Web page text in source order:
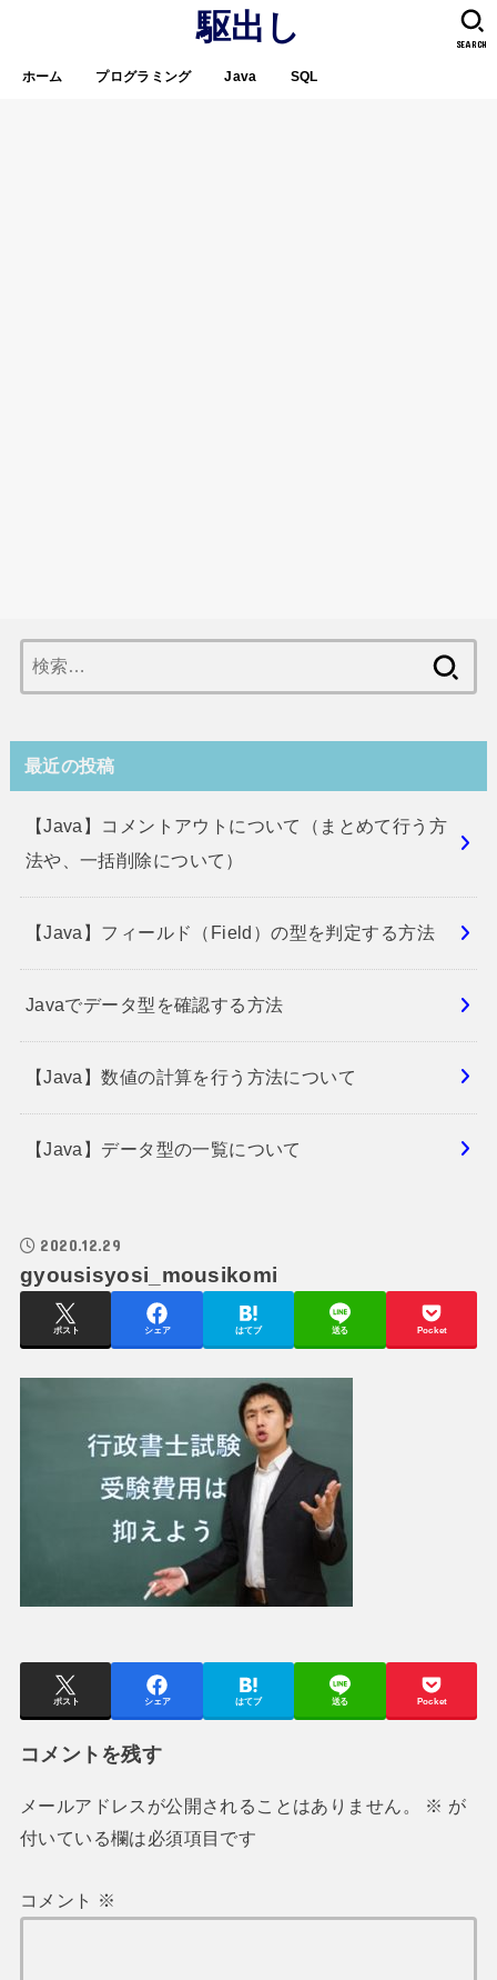
駆出し
ホーム プログラミング Java SQL
SEARCH
索:
最近の投稿
【Java】コメントアウトについて（まとめて行う方
法や、一括削除について）
【Java】フィールド（Field）の型を判定する方法
Javaでデータ型を確認する方法
【Java】数値の計算を行う方法について
【Java】データ型の一覧について
2020.12.29
gyousisyosi_mousikomi
ポスト シェア はてブ 送る Pocket
ポスト シェア はてブ 送る Pocket
コメントを残す
メールアドレスが公開されることはありません。 ※ が
付いている欄は必須項目です
コメント ※